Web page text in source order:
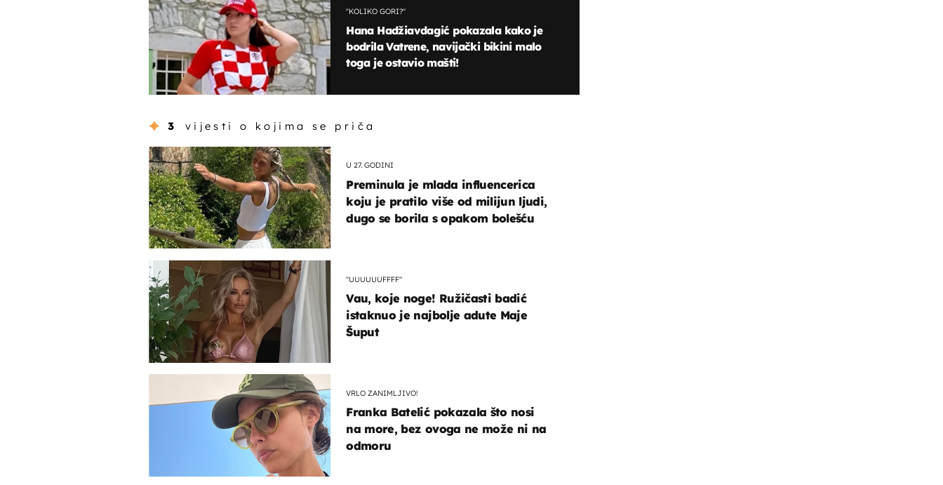
"KOLIKO GORI?"
Hana Hadžiavdagić pokazala kako je
bodrila Vatrene, navijački bikini malo
toga je ostavio mašti!
3 vijesti o kojima se priča
U 27. GODINI
Preminula je mlada influencerica
koju je pratilo više od milijun ljudi,
dugo se borila s opakom bolešću
"UUUUUUFFFF"
Vau, koje noge! Ružičasti badić
istaknuo je najbolje adute Maje
Šuput
VRLO ZANIMLJIVO!
Franka Batelić pokazala što nosi
na more, bez ovoga ne može ni na
odmoru